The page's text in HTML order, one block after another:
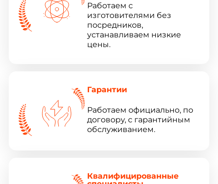
Работаем с
изготовителями без
посредников,
устанавливаем низкие
цены.
Гарантии
Работаем официально, по
договору, с гарантийным
обслуживанием.
Квалифицированные